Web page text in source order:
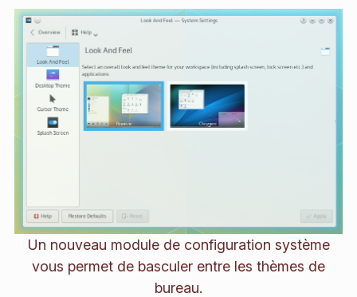
Un nouveau module de configuration système
vous permet de basculer entre les thèmes de
bureau.